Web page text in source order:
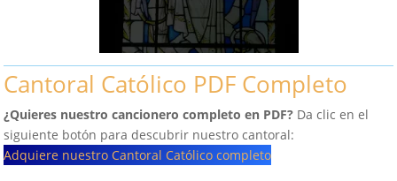
Cantoral Católico PDF Completo
¿Quieres nuestro cancionero completo en PDF? Da clic en el
siguiente botón para descubrir nuestro cantoral:
Adquiere nuestro Cantoral Católico completo